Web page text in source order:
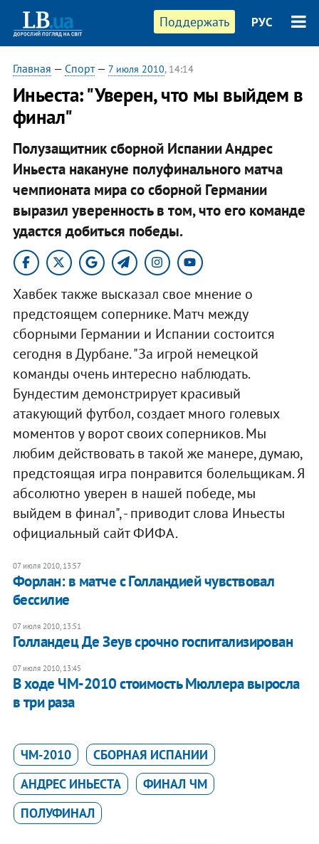
Поддержать РУС
Главная — Спорт— 7 июля 2010, 14:14
Иньеста: "Уверен, что мы выйдем в
финал"
Полузащитник сборной Испании Андрес
Иньеста накануне полуфинального матча
чемпионата мира со сборной Германии
выразил уверенность в том, что его команде
удастся добиться победы.
Хавбек также высказал свое мнение о
предстоящем сопернике. Матч между
сборными Германии и Испании состоится
сегодня в Дурбане. "За игрой немецкой
команды очень интересно наблюдать.
Бундестим демонстрирует красивый
атакующий футбол, создает много голевых
моментов у ворот своих соперников. Мы
любим действовать в такой же манере, думаю,
предстоящая игра понравится болельщикам. Я
абсолютно уверен в нашей победе, мы
выйдем в финал", - приводит слова Иньесты
официальный сайт ФИФА.
07 июля 2010, 13:57
Форлан: в матче с Голландией чувствовал
бессилие
07 июля 2010, 13:51
Голландец Де Зеув срочно госпитализирован
07 июля 2010, 13:45
В ходе ЧМ-2010 стоимость Мюллера выросла
в три раза
ЧМ-2010
СБОРНАЯ ИСПАНИИ
АНДРЕС ИНЬЕСТА
ФИНАЛ ЧМ
ПОЛУФИНАЛ